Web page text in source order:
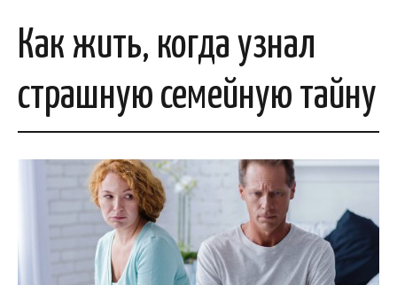
Как жить, когда узнал
страшную семейную тайну